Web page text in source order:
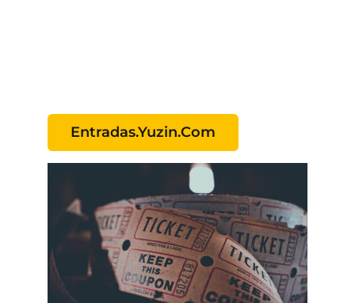
Entradas.yuzin.com